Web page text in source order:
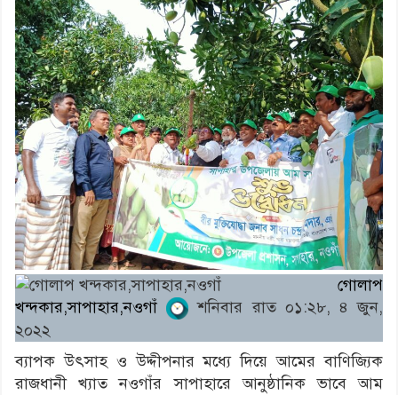
গোলাপ
খন্দকার,সাপাহার,নওগাঁ
শনিবার রাত ০১:২৮, ৪ জুন,
২০২২
ব্যাপক উৎসাহ ও উদ্দীপনার মধ্যে দিয়ে আমের বাণিজ্যিক
রাজধানী খ্যাত নওগাঁর সাপাহারে আনুষ্ঠানিক ভাবে আম